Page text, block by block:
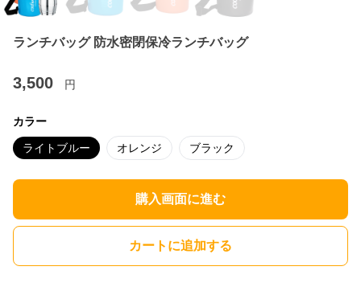
ランチバッグ 防水密閉保冷ランチバッグ
3,500 円
カラー
ライトブルー オレンジ ブラック
購入画面に進む
カートに追加する